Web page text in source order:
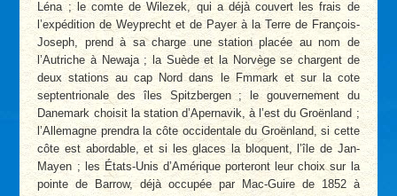
Léna ; le comte de Wilezek, qui a déjà couvert les frais de
l’expédition de Weyprecht et de Payer à la Terre de François-
Joseph, prend à sa charge une station placée au nom de
l’Autriche à Newaja ; la Suède et la Norvège se chargent de
deux stations au cap Nord dans le Fmmark et sur la cote
septentrionale des îles Spitzbergen ; le gouvernement du
Danemark choisit la station d’Apernavik, à l’est du Groënland ;
l’Allemagne prendra la côte occidentale du Groënland, si cette
côte est abordable, et si les glaces la bloquent, l’île de Jan-
Mayen ; les États-Unis d’Amérique porteront leur choix sur la
pointe de Barrow, déjà occupée par Mac-Guire de 1852 à